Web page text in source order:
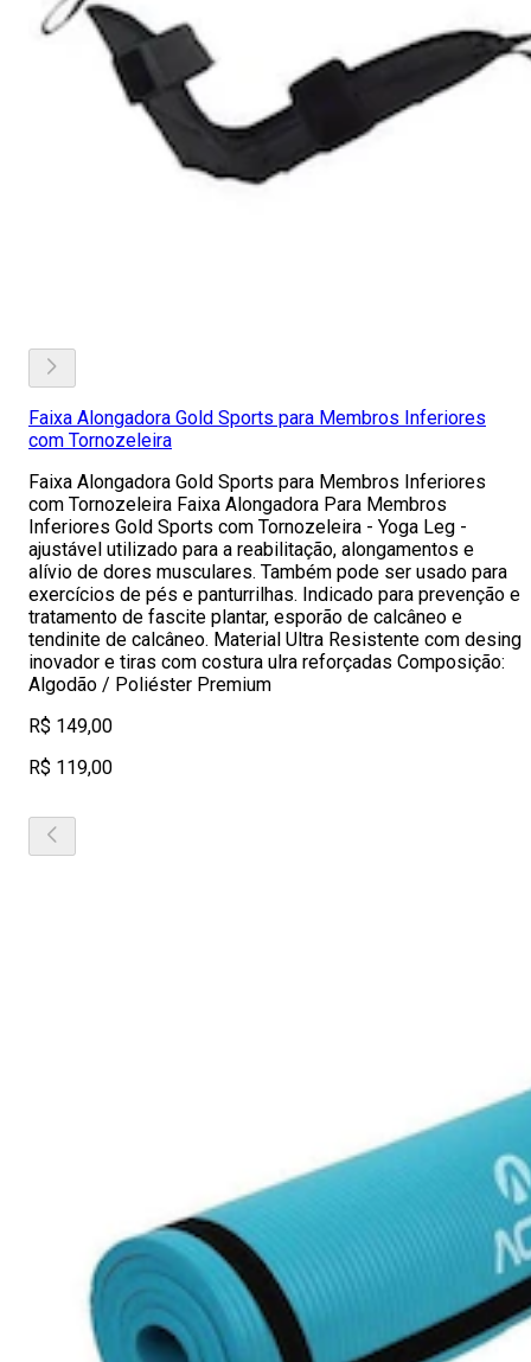
Faixa Alongadora Gold Sports para Membros Inferiores
com Tornozeleira
Faixa Alongadora Gold Sports para Membros Inferiores
com Tornozeleira Faixa Alongadora Para Membros
Inferiores Gold Sports com Tornozeleira - Yoga Leg -
ajustável utilizado para a reabilitação, alongamentos e
alívio de dores musculares. Também pode ser usado para
exercícios de pés e panturrilhas. Indicado para prevenção e
tratamento de fascite plantar, esporão de calcâneo e
tendinite de calcâneo. Material Ultra Resistente com desing
inovador e tiras com costura ulra reforçadas Composição:
Algodão / Poliéster Premium
R$ 149,00
R$ 119,00